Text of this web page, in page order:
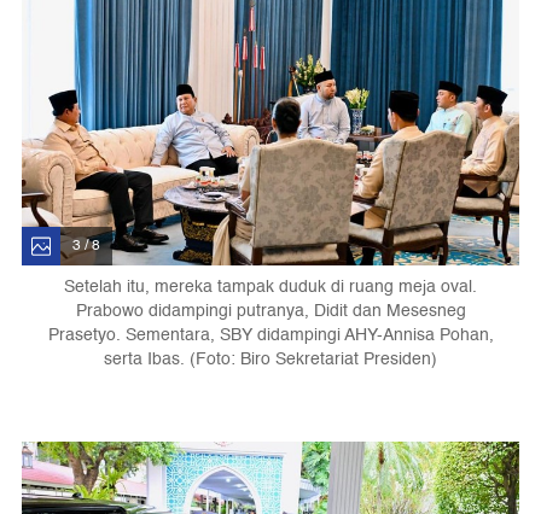
3 / 8
Setelah itu, mereka tampak duduk di ruang meja oval.
Prabowo didampingi putranya, Didit dan Mesesneg
Prasetyo. Sementara, SBY didampingi AHY-Annisa Pohan,
serta Ibas. (Foto: Biro Sekretariat Presiden)